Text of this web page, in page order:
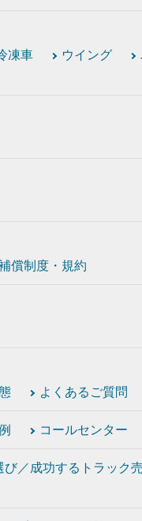
凍車 ウイング
償制度・規約
よくあるご質問
コールセンター
／成功するトラック